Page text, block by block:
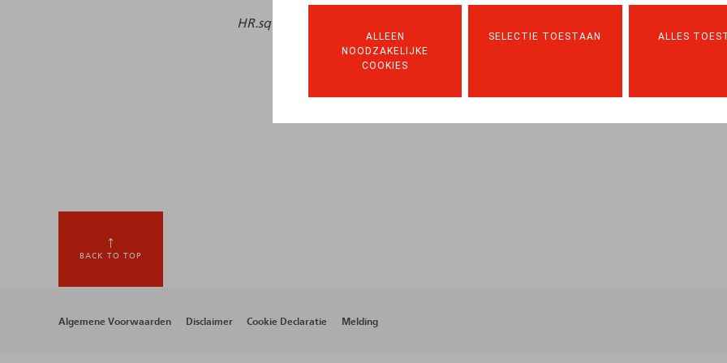
ALLEEN
NOODZAKELIJKE
COOKIES
SELECTIE TOESTAAN ALLES
HR.square (online),
BACK TO TOP
Footer
Algemene Voorwaarden Disclaimer Cookie Declaratie Melding